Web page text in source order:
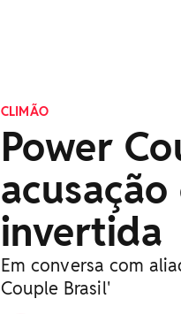
CLIMÃO
Power
invertida
Em conversa com
Couple Brasil'